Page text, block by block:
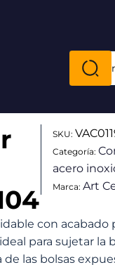
Buscar
por:
SKU:
Categoría:
acero
Marca:Art
con acabado
para sujetar la
las bolsas